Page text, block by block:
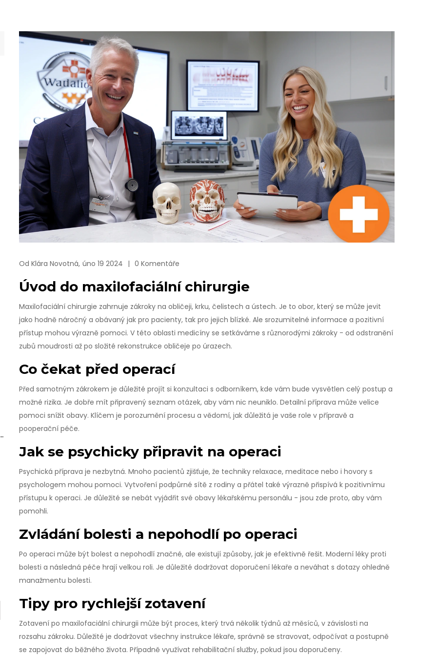
Od Klára Novotná, úno 19 2024 0 Komentáře
Úvod do maxilofaciální chirurgie
Maxilofaciální chirurgie zahrnuje zákroky na obličeji, krku, čelistech a ústech. Je to obor, který se může jevit
jako hodně náročný a obávaný jak pro pacienty, tak pro jejich blízké. Ale srozumitelné informace a pozitivní
přístup mohou výrazně pomoci. V této oblasti medicíny se setkáváme s různorodými zákroky - od odstranění
zubů moudrosti až po složité rekonstrukce obličeje po úrazech.
Co čekat před operací
Před samotným zákrokem je důležité projít si konzultaci s odborníkem, kde vám bude vysvětlen celý postup a
možné rizika. Je dobře mít připravený seznam otázek, aby vám nic neuniklo. Detailní příprava může velice
pomoci snížit obavy. Klíčem je porozumění procesu a vědomí, jak důležitá je vaše role v přípravě a
pooperační péče.
Jak se psychicky připravit na operaci
Psychická příprava je nezbytná. Mnoho pacientů zjišťuje, že techniky relaxace, meditace nebo i hovory s
psychologem mohou pomoci. Vytvoření podpůrné sítě z rodiny a přátel také výrazně přispívá k pozitivnímu
přístupu k operaci. Je důležité se nebát vyjádřit své obavy lékařskému personálu - jsou zde proto, aby vám
pomohli.
Zvládání bolesti a nepohodlí po operaci
Po operaci může být bolest a nepohodlí značné, ale existují způsoby, jak je efektivně řešit. Moderní léky proti
bolesti a následná péče hrají velkou roli. Je důležité dodržovat doporučení lékaře a neváhat s dotazy ohledně
manažmentu bolesti.
Tipy pro rychlejší zotavení
Zotavení po maxilofaciální chirurgii může být proces, který trvá několik týdnů až měsíců, v závislosti na
rozsahu zákroku. Důležité je dodržovat všechny instrukce lékaře, správně se stravovat, odpočívat a postupně
se zapojovat do běžného života. Případně využívat rehabilitační služby, pokud jsou doporučeny.